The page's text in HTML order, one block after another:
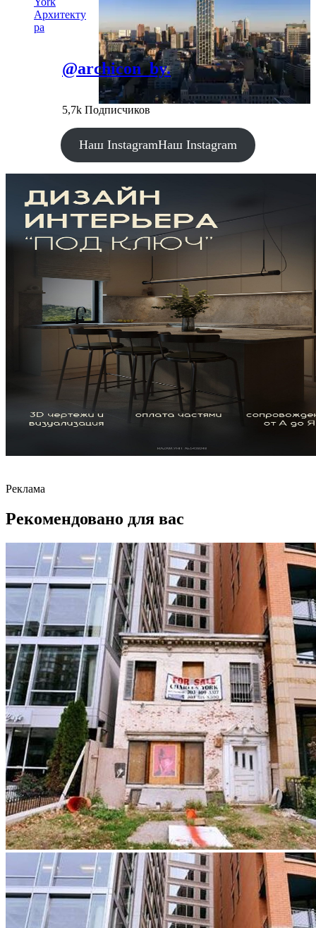
Архитекту
ра
@archicon_by.
5,7k Подписчиков
Наш InstagramНаш Instagram
Реклама
Рекомендовано для вас